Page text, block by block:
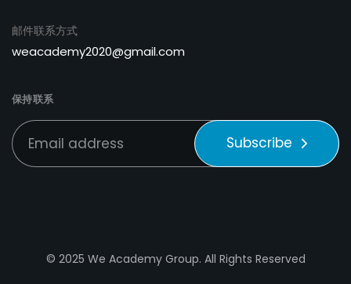
邮件联系方式
weacademy2020@gmail.com
保持联系
Subscribe
© 2025 We Academy Group. All Rights Reserved